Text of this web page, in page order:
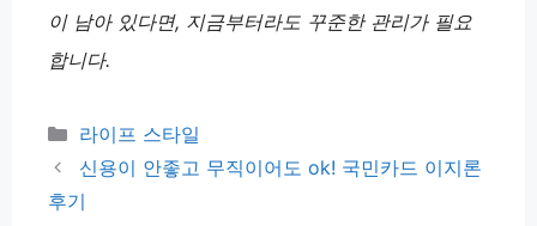
이 남아 있다면, 지금부터라도 꾸준한 관리가 필요
합니다.
카
테
리
라이프 스타일
신용이 안좋고 무직이어도 ok! 국민카드 이지론
후기